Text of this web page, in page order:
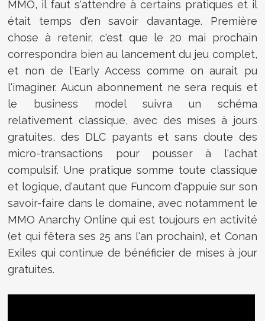
MMO, il faut s'attendre à certains pratiques et il
était temps d'en savoir davantage. Première
chose à retenir, c'est que le 20 mai prochain
correspondra bien au lancement du jeu complet,
et non de l'Early Access comme on aurait pu
l'imaginer. Aucun abonnement ne sera requis et
le business model suivra un schéma
relativement classique, avec des mises à jours
gratuites, des DLC payants et sans doute des
micro-transactions pour pousser à l'achat
compulsif. Une pratique somme toute classique
et logique, d'autant que Funcom d'appuie sur son
savoir-faire dans le domaine, avec notamment le
MMO Anarchy Online qui est toujours en activité
(et qui fêtera ses 25 ans l'an prochain), et Conan
Exiles qui continue de bénéficier de mises à jour
gratuites.